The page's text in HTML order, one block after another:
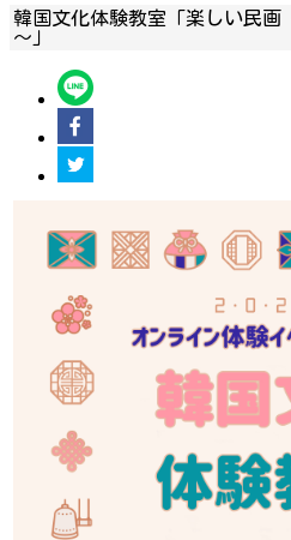
韓国文化体験教室「楽しい民画
～」